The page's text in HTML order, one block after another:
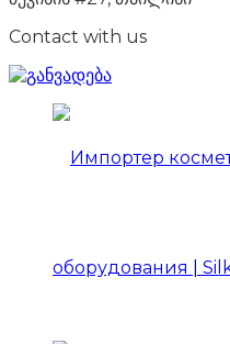
Contact with us